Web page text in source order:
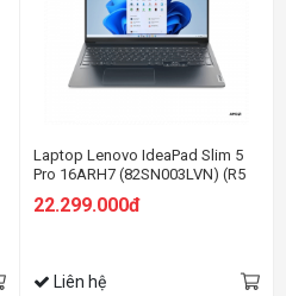
Laptop Lenovo IdeaPad Slim 5
Pro 16ARH7 (82SN003LVN) (R5
6600HS/16GB RAM/512GB
SSD/16 WQXGA
22.299.000đ
Liên hệ